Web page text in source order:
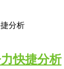
快捷分析